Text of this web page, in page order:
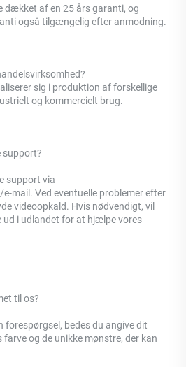
dækket af en 25 års garanti, og
også tilgængelig efter anmodning.
sig i produktion af forskellige
og kommercielt brug.
support?
support via
mail. Ved eventuelle problemer efter
videoopkald. Hvis nødvendigt, vil
ud i udlandet for at hjælpe vores
til os?
forespørgsel, bedes du angive dit
og de unikke mønstre, der kan